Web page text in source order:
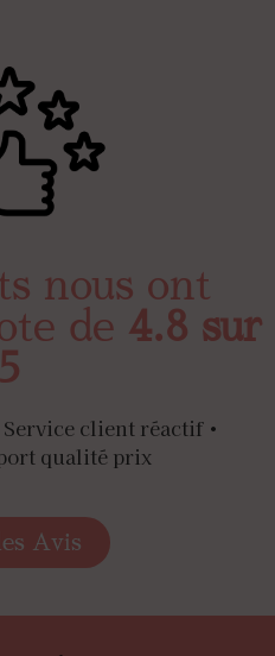
nous ont
de 4.8 sur
5
client réactif •
qualité prix
Avis